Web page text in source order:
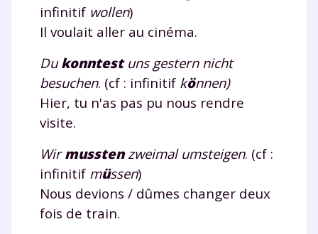
infinitif wollen)
Il voulait aller au cinéma.
Dukonntestuns gestern nicht
besuchen. (cf : infinitif können)
Hier, tu n'as pas pu nous rendre
visite.
Wirmusstenzweimal umsteigen. (cf :
infinitif müssen)
Nous devions / dûmes changer deux
fois de train.